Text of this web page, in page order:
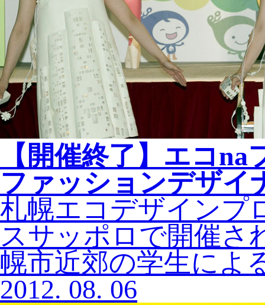
【開催終了】エコ
ファッションデザイ
札幌エコデザインプ
スサッポロで開催さ
幌市近郊の学生によ
2012. 08. 06